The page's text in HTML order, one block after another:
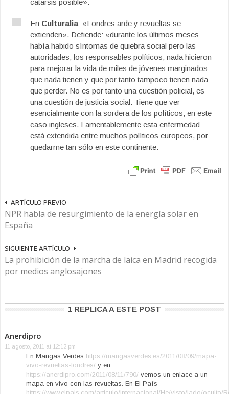
catarsis posible».
En Culturalia: «Londres arde y revueltas se
extienden». Defiende: «durante los últimos meses
había habido síntomas de quiebra social pero las
autoridades, los responsables políticos, nada hicieron
para mejorar la vida de miles de jóvenes marginados
que nada tienen y que por tanto tampoco tienen nada
que perder. No es por tanto una cuestión policial, es
una cuestión de justicia social. Tiene que ver
esencialmente con la sordera de los políticos, en este
caso ingleses. Lamentablemente esta enfermedad
está extendida entre muchos políticos europeos, por
quedarme tan sólo en este continente.
ARTÍCULO PREVIO
NPR habla de resurgimiento de la energía solar en
España
SIGUIENTE ARTÍCULO
La prohibición de la marcha de laica en Madrid recogida
por medios anglosajones
1 REPLICA A ESTE POST
Anerdipro
11 agosto, 2011 at 12:12 pm
En Mangas Verdes https://mangasverdes.es/2011/08/09/mapa-
vivo-revueltas-londres/ y en
https://anerdipro.com/2011/08/11/790/ vemos un enlace a un
mapa en vivo con las revueltas. En El País